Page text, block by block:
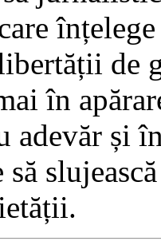
de
în
adevăr și